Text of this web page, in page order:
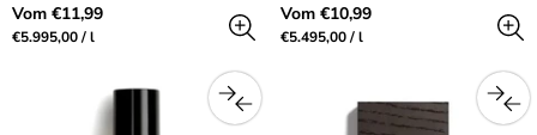
Regulärer
Preis
Vom €11,99
Preis
€5.995,00/pro
l
Regulärer
Preis
Vom €10,99
Preis
€5.495,00/pro
l